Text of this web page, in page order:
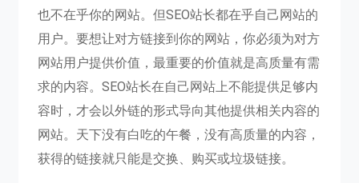
也不在乎你的网站。但SEO站长都在乎自己网站的
用户。要想让对方链接到你的网站，你必须为对方
网站用户提供价值，最重要的价值就是高质量有需
求的内容。SEO站长在自己网站上不能提供足够内
容时，才会以外链的形式导向其他提供相关内容的
网站。天下没有白吃的午餐，没有高质量的内容，
获得的链接就只能是交换、购买或垃圾链接。